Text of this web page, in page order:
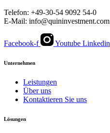
Telefon: +49-30-54 9092 54-0
E-Mail: info@quininvestment.com
Facebook-f Youtube Linkedin
Unternehmen
Leistungen
Über uns
Kontaktieren Sie uns
Lösungen